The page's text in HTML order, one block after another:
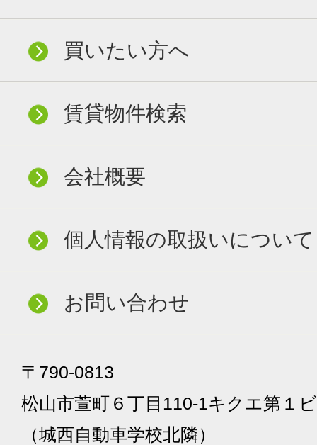
買いたい方へ
賃貸物件検索
会社概要
個人情報の取扱いについて
お問い合わせ
〒790-0813
松山市萱町６丁目110-1キクエ第１
（城西自動車学校北隣）